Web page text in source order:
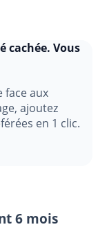
face aux
ajoutez
en 1 clic.